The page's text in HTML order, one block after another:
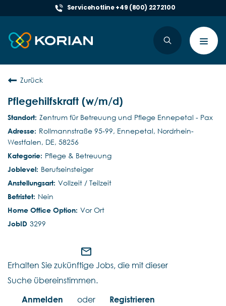
Servicehotline +49 (800) 2272100
Zurück
Pflegehilfskraft (w/m/d)
Zentrum für Betreuung und Pflege Ennepetal - Pax
Rollmannstraße 95-99, Ennepetal, Nordrhein-
Westfalen, DE, 58256
Pflege & Betreuung
Berufseinsteiger
Vollzeit / Teilzeit
Nein
Vor Ort
3299
mail_outline
Erhalten Sie zukünftige Jobs, die mit dieser
Suche übereinstimmen.
Anmelden
oder Registrieren